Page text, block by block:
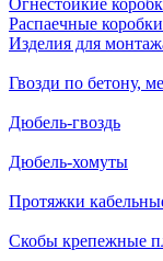
Огнестойкие
Распаечные
Изделия для
Гвозди по бетону,
Дюбель-гвоздь
Дюбель-хомуты
Протяжки
Скобы крепежные